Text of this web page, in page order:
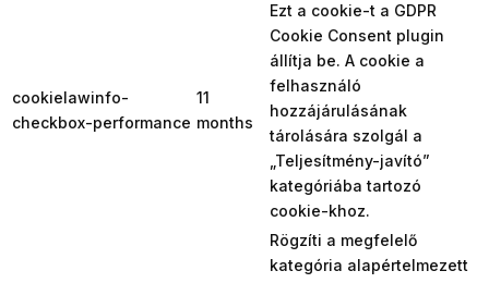
cookielawinfo-
checkbox-performance
11
months
Ezt a cookie-t a GDPR
Cookie Consent plugin
állítja be. A cookie a
felhasználó
hozzájárulásának
tárolására szolgál a
„Teljesítmény-javító”
kategóriába tartozó
cookie-khoz.
Rögzíti a megfelelő
kategória alapértelmezett